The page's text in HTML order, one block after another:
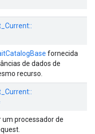
fornecida
de dados de
recurso.
processador de